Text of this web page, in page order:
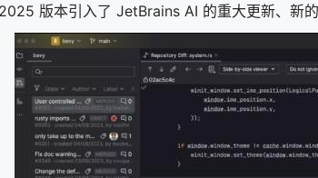
版本引入了 JetBrains AI 的重大更新、新